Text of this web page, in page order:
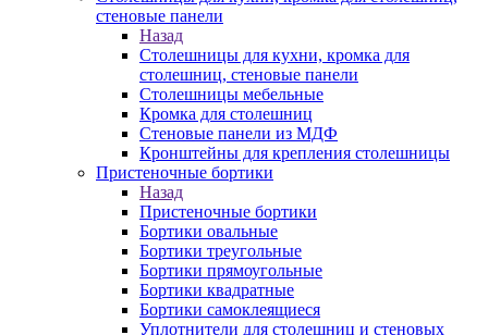
стеновые панели
Назад
Столешницы для кухни, кромка для
столешниц, стеновые панели
Столешницы мебельные
Кромка для столешниц
Стеновые панели из МДФ
Кронштейны для крепления столешницы
Пристеночные бортики
Назад
Пристеночные бортики
Бортики овальные
Бортики треугольные
Бортики прямоугольные
Бортики квадратные
Бортики самоклеящиеся
Уплотнители для столешниц и стеновых